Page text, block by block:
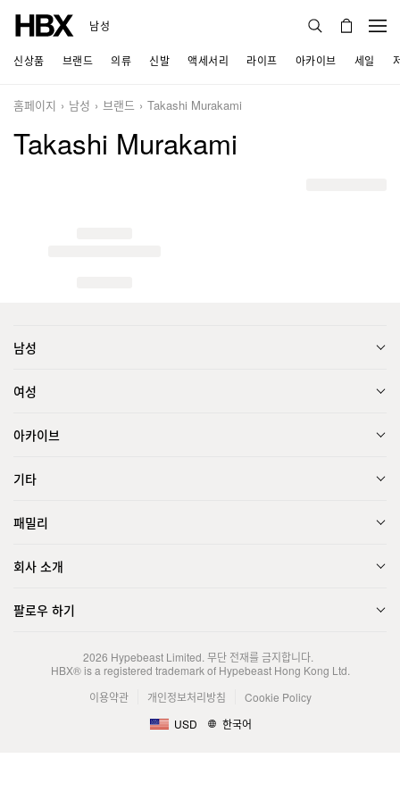
남성
신상품 브랜드 의류 신발 액세서리 라이프 아카이브 세일
홈페이지 남성 브랜드 Takashi Murakami
Takashi Murakami
남성
여성
아카이브
기타
패밀리
회사 소개
팔로우 하기
2026 Hypebeast Limited. 무단 전재를 금지합니다.
HBX® is a registered trademark of Hypebeast Hong Kong Ltd.
이용약관
개인정보처리방침
Cookie Policy
USD
한국어